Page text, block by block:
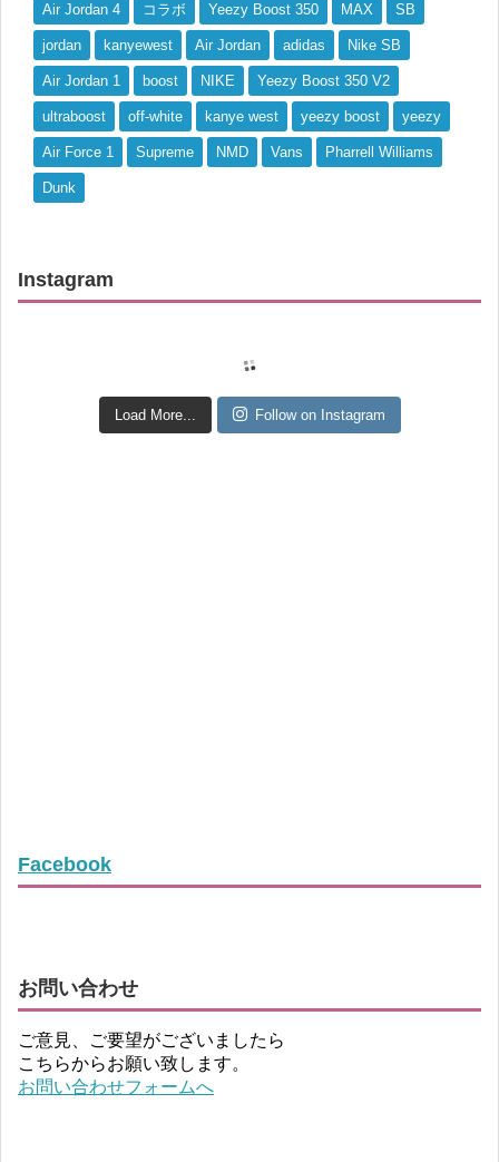
Air Jordan 4 コラボ Yeezy Boost 350 MAX SB
jordan kanyewest Air Jordan adidas Nike SB
Air Jordan 1 boost NIKE Yeezy Boost 350 V2
ultraboost off-white kanye west yeezy boost yeezy
Air Force 1 Supreme NMD Vans Pharrell Williams
Dunk
Instagram
Load More... Follow on Instagram
Facebook
お問い合わせ
ご意見、ご要望がございましたら
こちらからお願い致します。
お問い合わせフォームへ